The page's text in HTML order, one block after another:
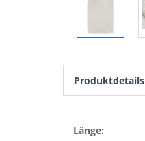
Produktdetails
Länge: